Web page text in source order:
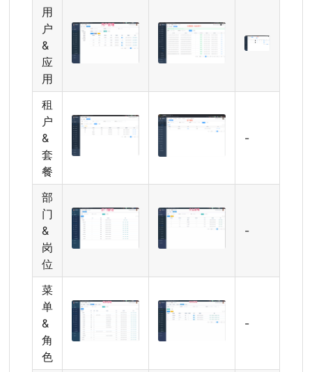
用
户
&
应
用
租
户
&
套
餐
-
部
门
&
岗
位
-
菜
单
&
角
色
-